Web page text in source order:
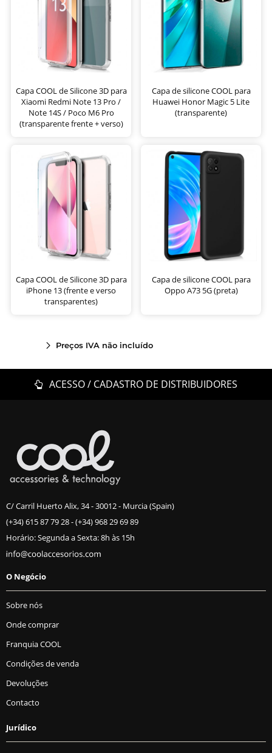
Capa COOL de Silicone 3D para
Xiaomi Redmi Note 13 Pro /
Note 14S / Poco M6 Pro
(transparente frente + verso)
Capa de silicone COOL para
Huawei Honor Magic 5 Lite
(transparente)
Capa COOL de Silicone 3D para
iPhone 13 (frente e verso
transparentes)
Capa de silicone COOL para
Oppo A73 5G (preta)
Preços IVA não incluído
ACESSO / CADASTRO DE DISTRIBUIDORES
C/ Carril Huerto Alix, 34 - 30012 - Murcia (Spain)
(+34) 615 87 79 28-(+34) 968 29 69 89
Horário: Segunda a Sexta: 8h às 15h
O Negócio
Sobre nós
Onde comprar
Franquia COOL
Condições de venda
Devoluções
Contacto
Jurídico